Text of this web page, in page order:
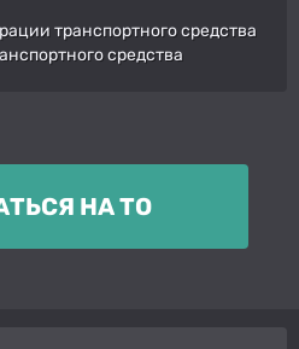
транспортного средства
средства
НА ТО